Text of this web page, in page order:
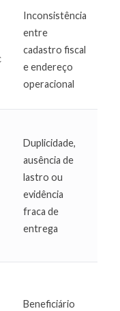
Inconsistência
entre
cadastro fiscal
e endereço
operacional
Duplicidade,
ausência de
lastro ou
evidência
fraca de
entrega
Beneficiário